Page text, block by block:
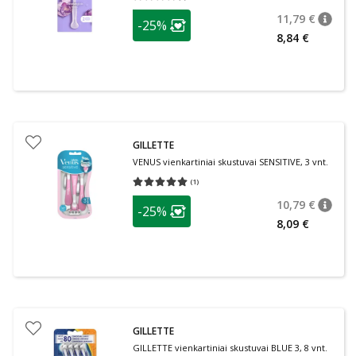
patarimas
Lojalumo klubo narių nuolaida
-25% 11,79 €
8,84 €
GILLETTE
VENUS vienkartiniai skustuvai SENSITIVE, 3 vnt.
(1)
Vidutinis įvertinimas 5.00
patarimas
Lojalumo klubo narių nuolaida
-25% 10,79 €
8,09 €
GILLETTE
GILLETTE vienkartiniai skustuvai BLUE 3, 8 vnt.